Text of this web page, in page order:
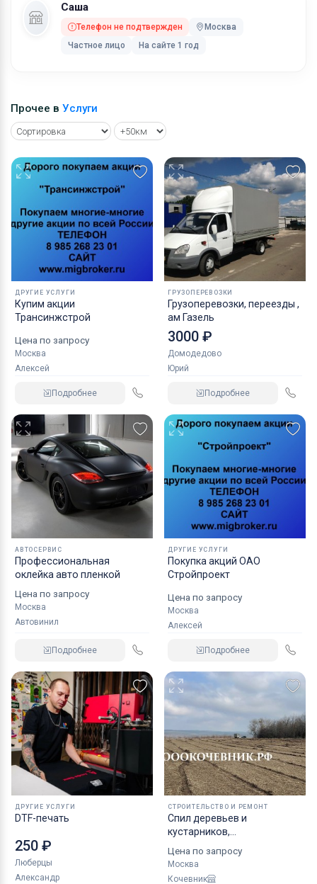
Саша
Телефон не подтвержден
Москва
Частное лицо
На сайте 1 год
Прочее в Услуги
ДРУГИЕ УСЛУГИ
Купим акции
Трансинжстрой
Цена по запросу
Москва
Алексей
Подробнее
ГРУЗОПЕРЕВОЗКИ
Грузоперевозки, переезды ,
ам Газель
3000 ₽
Домодедово
Юрий
Подробнее
АВТОСЕРВИС
Профессиональная
оклейка авто пленкой
Цена по запросу
Москва
Автовинил
Подробнее
ДРУГИЕ УСЛУГИ
Покупка акций ОАО
Стройпроект
Цена по запросу
Москва
Алексей
Подробнее
ДРУГИЕ УСЛУГИ
DTF-печать
250 ₽
Люберцы
Александр
СТРОИТЕЛЬСТВО И РЕМОНТ
Спил деревьев и
кустарников,
Цена по запросу
Москва
Кочевник